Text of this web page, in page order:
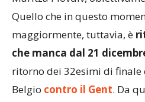
Quello che in questo
maggiormente, tuttavia, è
che manca dal 21 dicembre
ritorno dei 32esimi di finale